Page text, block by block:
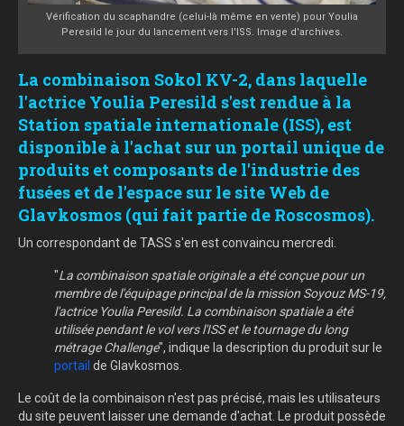
Vérification du scaphandre (celui-là même en vente) pour Youlia
Peresild le jour du lancement vers l'ISS. Image d'archives.
La combinaison Sokol KV-2, dans laquelle
l'actrice Youlia Peresild s'est rendue à la
Station spatiale internationale (ISS), est
disponible à l'achat sur un portail unique de
produits et composants de l'industrie des
fusées et de l'espace sur le site Web de
Glavkosmos (qui fait partie de Roscosmos).
Un correspondant de TASS s'en est convaincu mercredi.
"La combinaison spatiale originale a été conçue pour un
membre de l'équipage principal de la mission Soyouz MS-19,
l'actrice Youlia Peresild. La combinaison spatiale a été
utilisée pendant le vol vers l'ISS et le tournage du long
métrage Challenge", indique la description du produit sur le
portail de Glavkosmos.
Le coût de la combinaison n'est pas précisé, mais les utilisateurs
du site peuvent laisser une demande d'achat. Le produit possède